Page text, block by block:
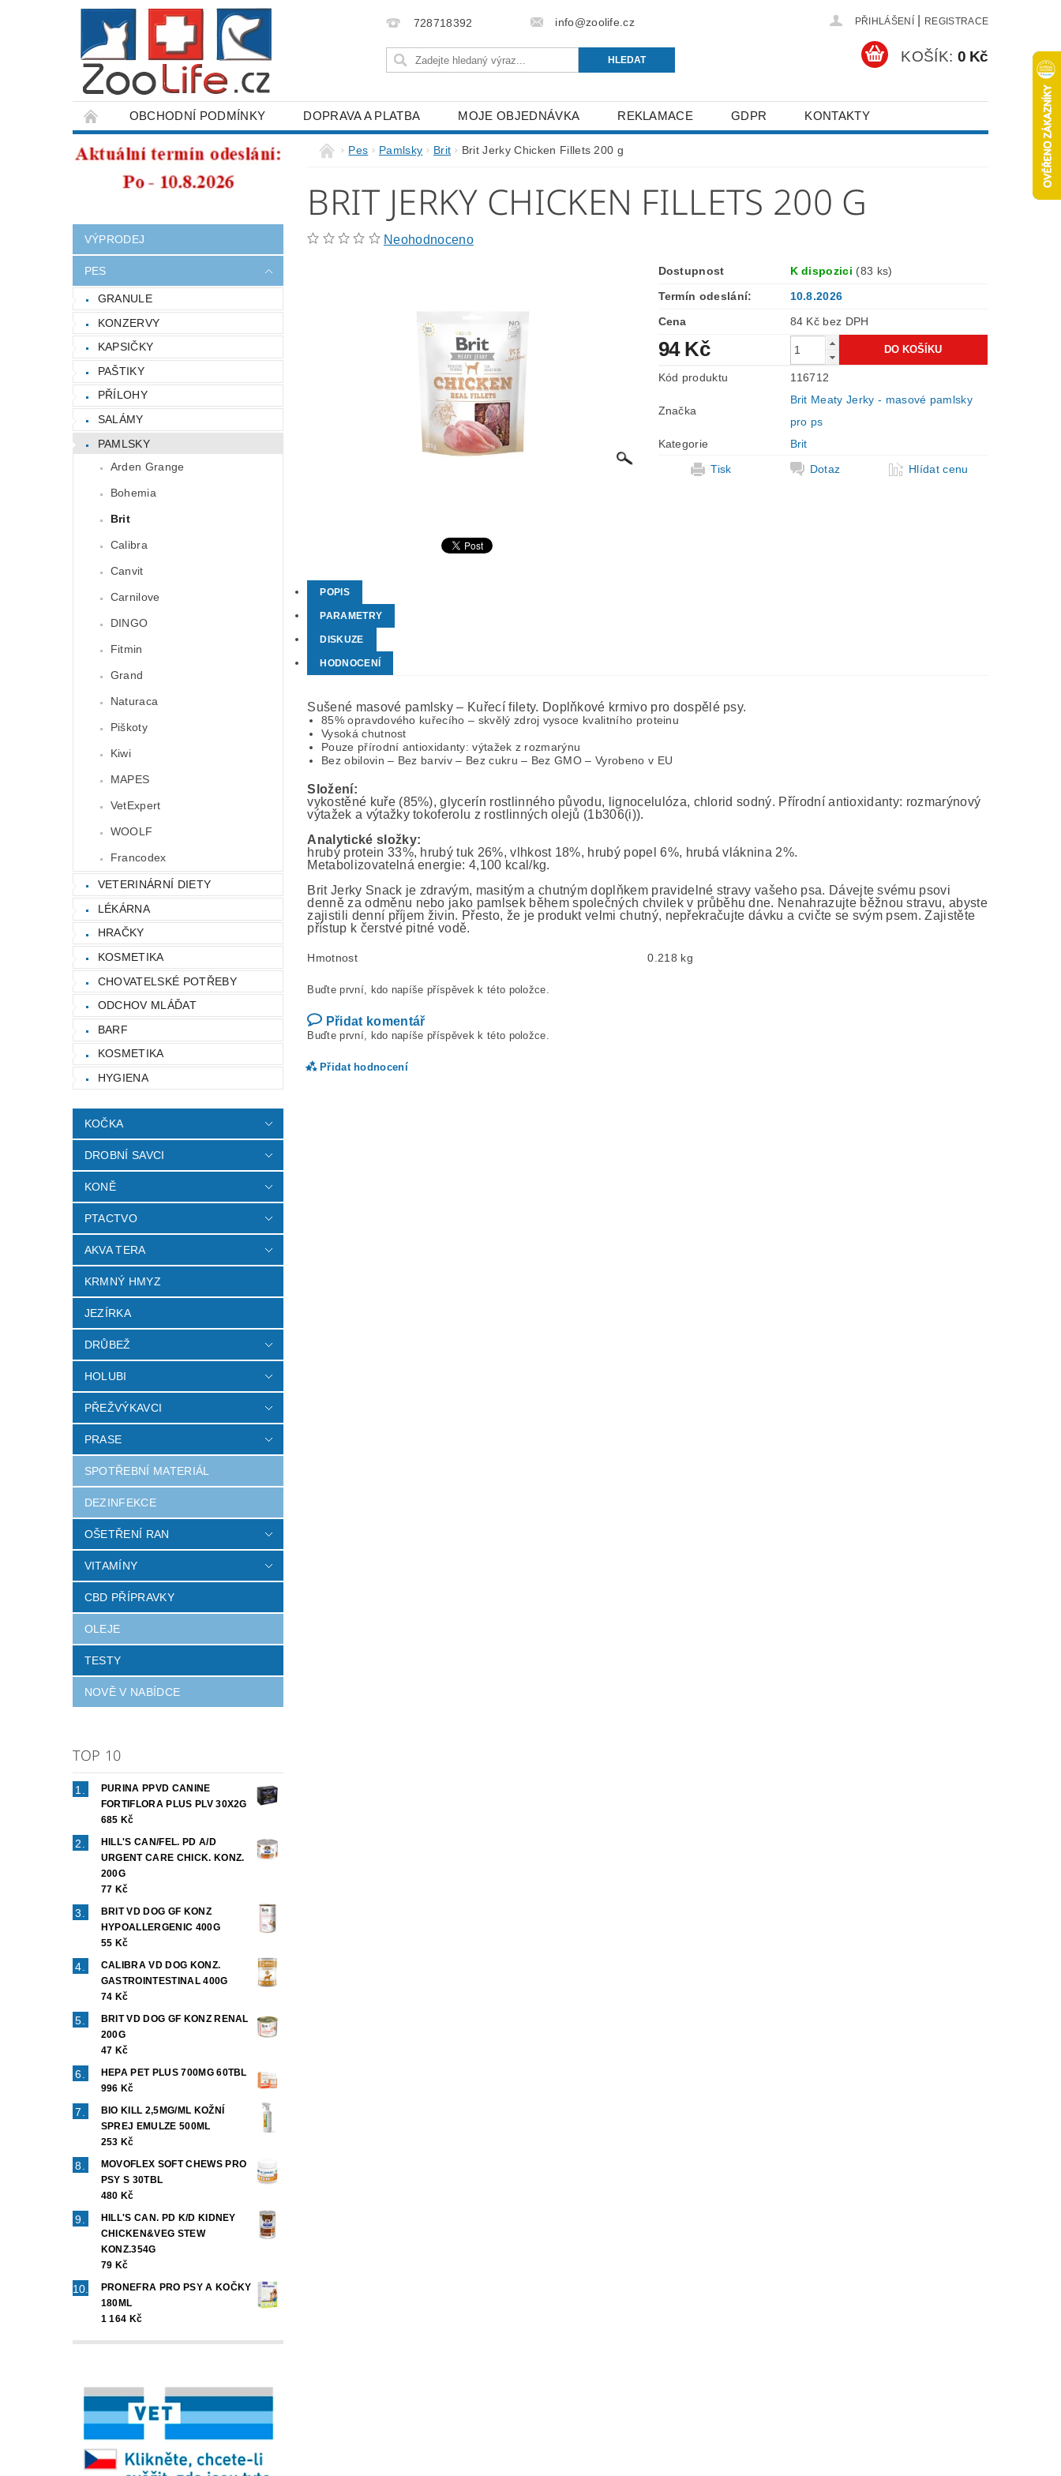
728718392 info@zoolife.cz PŘIHLÁŠENÍ REGISTRACE
KOŠÍK: 0 Kč
OBCHODNÍ PODMÍNKY DOPRAVA A PLATBA MOJE OBJEDNÁVKA REKLAMACE GDPR KONTAKTY
ODSTOUPENÍ OD SMLOUVY
VÝPRODEJ
PES
GRANULE
KONZERVY
KAPSIČKY
PAŠTIKY
PŘÍLOHY
SALÁMY
PAMLSKY
Arden Grange
Bohemia
Brit
Calibra
Canvit
Carnilove
DINGO
Fitmin
Grand
Naturaca
Piškoty
Kiwi
MAPES
VetExpert
WOOLF
Francodex
VETERINÁRNÍ DIETY
LÉKÁRNA
HRAČKY
KOSMETIKA
CHOVATELSKÉ POTŘEBY
ODCHOV MLÁĎAT
BARF
KOSMETIKA
HYGIENA
KOČKA
DROBNÍ SAVCI
KONĚ
PTACTVO
AKVA TERA
KRMNÝ HMYZ
JEZÍRKA
DRŮBEŽ
HOLUBI
PŘEŽVÝKAVCI
PRASE
SPOTŘEBNÍ MATERIÁL
DEZINFEKCE
OŠETŘENÍ RAN
VITAMÍNY
CBD PŘÍPRAVKY
OLEJE
TESTY
NOVĚ V NABÍDCE
TOP 10
PURINA PPVD CANINE
FORTIFLORA PLUS PLV 30X2G
685 Kč
HILL'S CAN/FEL. PD A/D
URGENT CARE CHICK. KONZ.
200G
77 Kč
BRIT VD DOG GF KONZ
HYPOALLERGENIC 400G
55 Kč
CALIBRA VD DOG KONZ.
GASTROINTESTINAL 400G
74 Kč
BRIT VD DOG GF KONZ RENAL
200G
47 Kč
HEPA PET PLUS 700MG 60TBL
996 Kč
BIO KILL 2,5MG/ML KOŽNÍ
SPREJ EMULZE 500ML
253 Kč
MOVOFLEX SOFT CHEWS PRO
PSY S 30TBL
480 Kč
HILL'S CAN. PD K/D KIDNEY
CHICKEN&VEG STEW
KONZ.354G
79 Kč
PRONEFRA PRO PSY A KOČKY
180ML
1 164 Kč
Pes Pamlsky Brit Brit Jerky Chicken Fillets 200 g
BRIT JERKY CHICKEN FILLETS 200 G
Neohodnoceno
Dostupnost K dispozici (83 ks)
Termín odeslání:
10.8.2026
Cena
84 Kč bez DPH
94 Kč
Kód produktu 116712
Značka
Brit Meaty Jerky - masové pamlsky
pro ps
Kategorie
Brit
Tisk
Dotaz Hlídat cenu
POPIS
PARAMETRY
DISKUZE
HODNOCENÍ
Sušené masové pamlsky – Kuřecí filety. Doplňkové krmivo pro dospělé psy.
85% opravdového kuřecího – skvělý zdroj vysoce kvalitního proteinu
Vysoká chutnost
Pouze přírodní antioxidanty: výtažek z rozmarýnu
Bez obilovin – Bez barviv – Bez cukru – Bez GMO – Vyrobeno v EU
Složení:
vykostěné kuře (85%), glycerín rostlinného původu, lignocelulóza, chlorid sodný. Přírodní antioxidanty: rozmarýnový
výtažek a výtažky tokoferolu z rostlinných olejů (1b306(i)).
Analytické složky:
hrubý protein 33%, hrubý tuk 26%, vlhkost 18%, hrubý popel 6%, hrubá vláknina 2%.
Metabolizovatelná energie: 4,100 kcal/kg.
Brit Jerky Snack je zdravým, masitým a chutným doplňkem pravidelné stravy vašeho psa. Dávejte svému psovi
denně za odměnu nebo jako pamlsek během společných chvilek v průběhu dne. Nenahrazujte běžnou stravu, abyste
zajistili denní příjem živin. Přesto, že je produkt velmi chutný, nepřekračujte dávku a cvičte se svým psem. Zajistěte
přístup k čerstvé pitné vodě.
Hmotnost 0.218 kg
Buďte první, kdo napíše příspěvek k této položce.
Přidat komentář
Buďte první, kdo napíše příspěvek k této položce.
Přidat hodnocení